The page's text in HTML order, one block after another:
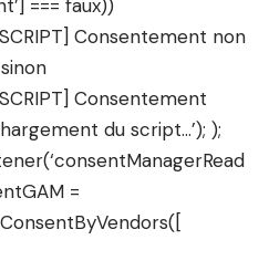
=== faux))
Consentement non
Consentement
du script…’); );
=